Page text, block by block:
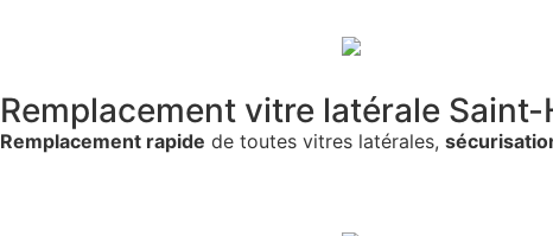
Remplacement vitre latérale
Remplacement rapide de toutes vitres latérales,